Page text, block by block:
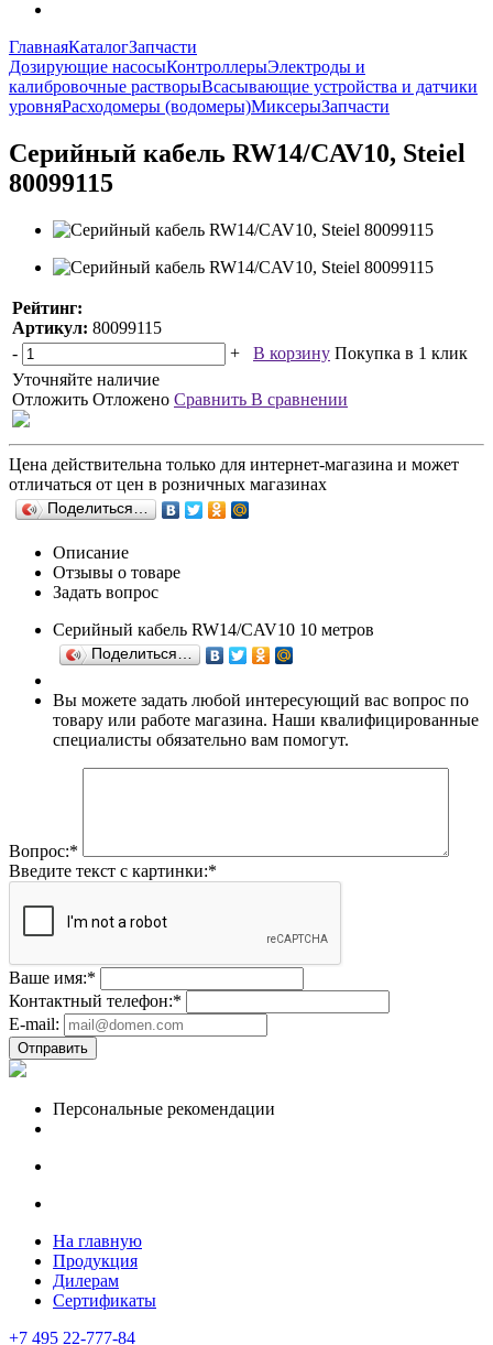
ГлавнаяКаталогЗапчасти
Дозирующие насосыКонтроллерыЭлектроды и
калибровочные растворыВсасывающие устройства и датчики
уровняРасходомеры (водомеры)МиксерыЗапчасти
Серийный кабель RW14/CAV10, Steiel
80099115
Рейтинг:
Артикул: 80099115
-
+ В корзину Покупка в 1 клик
Уточняйте наличие
Отложить Отложено Сравнить В сравнении
Цена действительна только для интернет-магазина и может
отличаться от цен в розничных магазинах
Поделиться…
Описание
Отзывы о товаре
Задать вопрос
Серийный кабель RW14/CAV10 10 метров
Поделиться…
Вы можете задать любой интересующий вас вопрос по
товару или работе магазина. Наши квалифицированные
специалисты обязательно вам помогут.
Вопрос:*
Введите текст с картинки:*
Ваше имя:*
Контактный телефон:*
E-mail:
Отправить
Персональные рекомендации
На главную
Продукция
Дилерам
Сертификаты
+7 495 22-777-84